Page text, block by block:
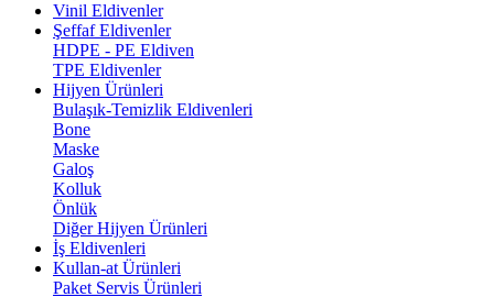
Vinil Eldivenler
Şeffaf Eldivenler
HDPE - PE Eldiven
TPE Eldivenler
Hijyen Ürünleri
Bulaşık-Temizlik Eldivenleri
Bone
Maske
Galoş
Kolluk
Önlük
Diğer Hijyen Ürünleri
İş Eldivenleri
Kullan-at Ürünleri
Paket Servis Ürünleri